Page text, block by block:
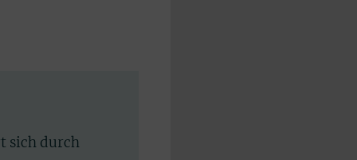
sich durch